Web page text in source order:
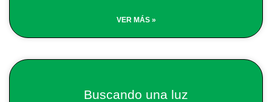
VER MÁS »
Buscando una luz